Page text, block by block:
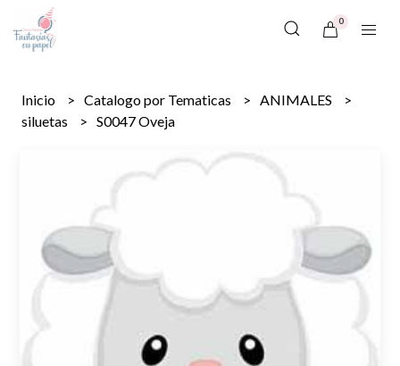
0
Inicio Catalogo por Tematicas
ANIMALES
siluetas
S0047 Oveja